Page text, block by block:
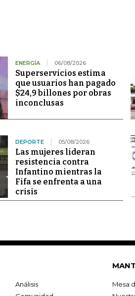
ENERGÍA 06/08/2026
Superservicios estima
que usuarios han pagado
$24,9 billones por obras
inconclusas
DEPORTE 05/08/2026
Las mujeres lideran
resistencia contra
Infantino mientras la
Fifa se enfrenta a una
crisis
Análisis
Mesa